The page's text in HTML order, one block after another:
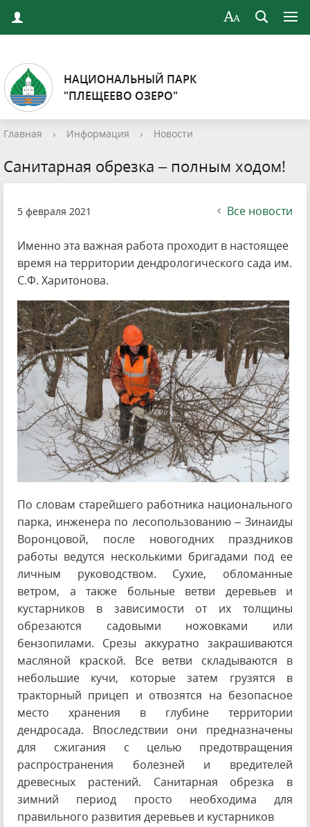
НАЦИОНАЛЬНЫЙ ПАРК
"ПЛЕЩЕЕВО ОЗЕРО"
Главная › Информация › Новости
Санитарная обрезка – полным ходом!
5 февраля 2021 Все новости
Именно эта важная работа проходит в настоящее
время на территории дендрологического сада им.
С.Ф. Харитонова.
По словам старейшего работника национального
парка, инженера по лесопользованию – Зинаиды
Воронцовой, после новогодних праздников
работы ведутся несколькими бригадами под ее
личным руководством. Сухие, обломанные
ветром, а также больные ветви деревьев и
кустарников в зависимости от их толщины
обрезаются садовыми ножовками или
бензопилами. Срезы аккуратно закрашиваются
масляной краской. Все ветви складываются в
небольшие кучи, которые затем грузятся в
тракторный прицеп и отвозятся на безопасное
место хранения в глубине территории
дендросада. Впоследствии они предназначены
для сжигания с целью предотвращения
распространения болезней и вредителей
древесных растений. Санитарная обрезка в
зимний период просто необходима для
правильного развития деревьев и кустарников